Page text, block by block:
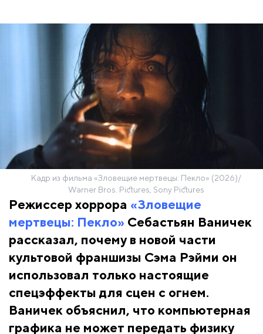
Кадр из фильма «Зловещие мертвецы: Пекло» (2026)/
Warner Bros. Pictures, Sony Pictures
Режиссер хоррора «Зловещие
мертвецы: Пекло» Себастьян Ваничек
рассказал, почему в новой части
культовой франшизы Сэма Рэйми он
использовал только настоящие
спецэффекты для сцен с огнем.
Ваничек объяснил, что компьютерная
графика не может передать физику